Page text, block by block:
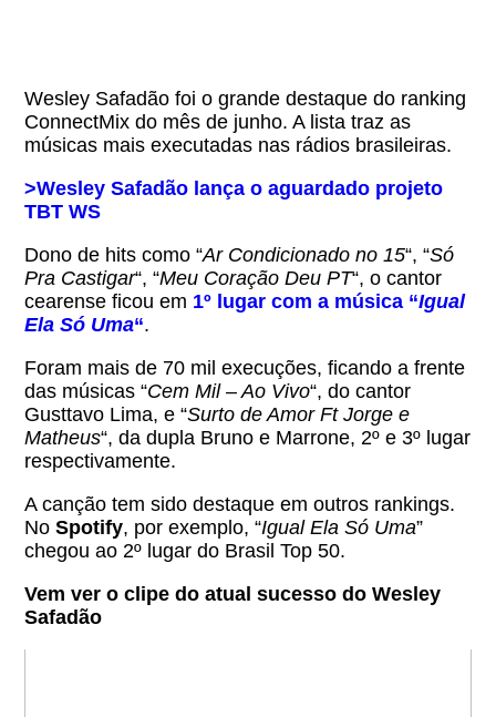
Wesley Safadão foi o grande destaque do ranking
ConnectMix do mês de junho. A lista traz as
músicas mais executadas nas rádios brasileiras.
>Wesley Safadão lança o aguardado projeto
TBT WS
Dono de hits como “Ar Condicionado no 15“, “Só
Pra Castigar“, “Meu Coração Deu PT“, o cantor
cearense ficou em 1º lugar com a música “Igual
Ela Só Uma“.
Foram mais de 70 mil execuções, ficando a frente
das músicas “Cem Mil – Ao Vivo“, do cantor
Gusttavo Lima, e “Surto de Amor Ft Jorge e
Matheus“, da dupla Bruno e Marrone, 2º e 3º lugar
respectivamente.
A canção tem sido destaque em outros rankings.
NoSpotify, por exemplo, “Igual Ela Só Uma”
chegou ao 2º lugar do Brasil Top 50.
Vem ver o clipe do atual sucesso do Wesley
Safadão